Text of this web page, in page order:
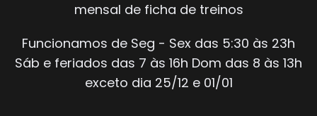
mensal de ficha de treinos
Funcionamos de Seg - Sex das 5:30 às 23h
Sáb e feriados das 7 às 16h Dom das 8 às 13h
exceto dia 25/12 e 01/01